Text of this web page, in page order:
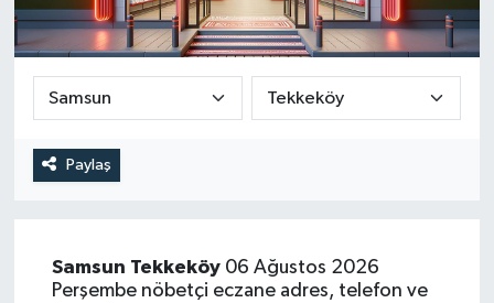
Paylaş
Samsun Tekkeköy06 Ağustos 2026
Perşembe nöbetçi eczane adres, telefon ve
DEVREK
DÜZCE
EREĞLİ
KARABÜK